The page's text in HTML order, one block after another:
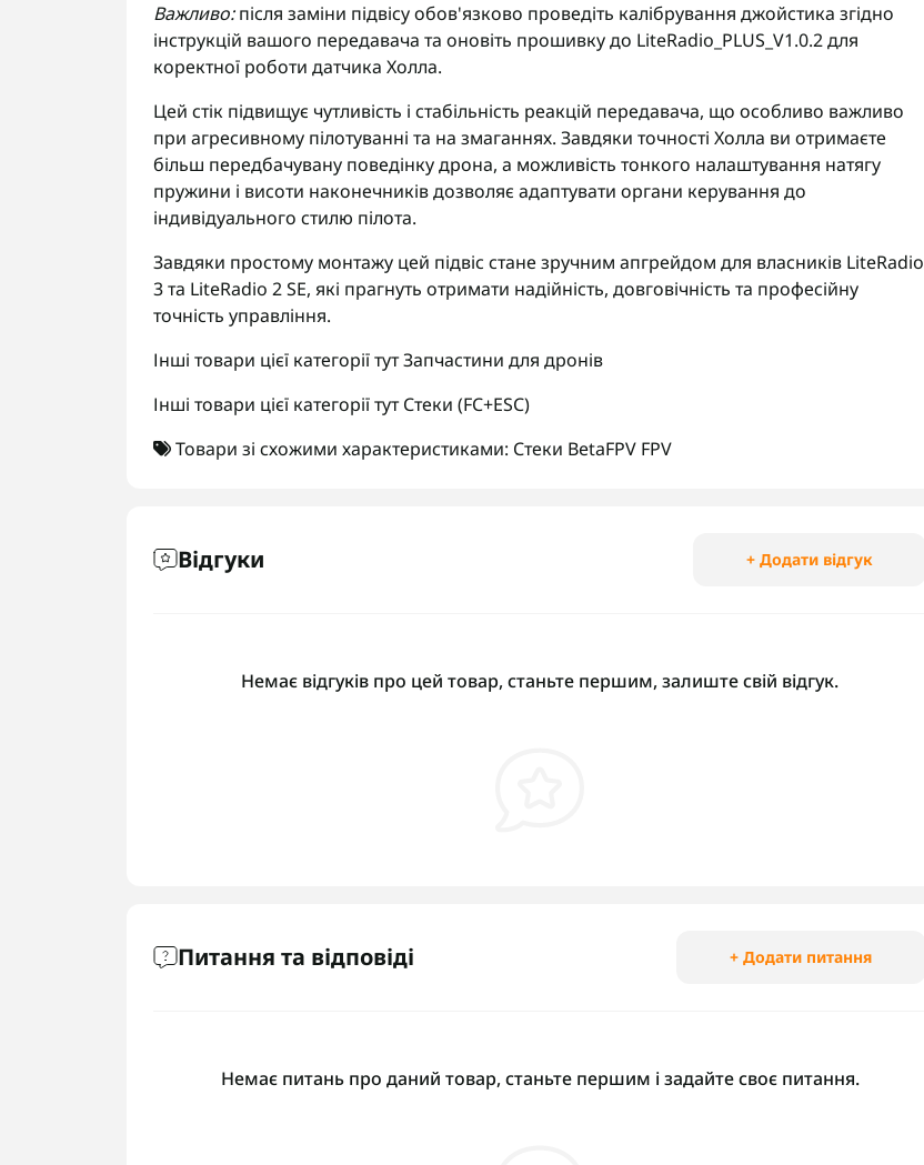
Важливо:після заміни підвісу обов'язково проведіть калібрування джойстика згідно
інструкцій вашого передавача та оновіть прошивку до LiteRadio_PLUS_V1.0.2 для
коректної роботи датчика Холла.
Цей стік підвищує чутливість і стабільність реакцій передавача, що особливо важливо
при агресивному пілотуванні та на змаганнях. Завдяки точності Холла ви отримаєте
більш передбачувану поведінку дрона, а можливість тонкого налаштування натягу
пружини і висоти наконечників дозволяє адаптувати органи керування до
індивідуального стилю пілота.
Завдяки простому монтажу цей підвіс стане зручним апгрейдом для власників LiteRadio
3 та LiteRadio 2 SE, які прагнуть отримати надійність, довговічність та професійну
точність управління.
Інші товари цієї категорії тутЗапчастини для дронів
Інші товари цієї категорії тутСтеки (FC+ESC)
Товари зі схожими характеристиками: Стеки BetaFPV FPV
Відгуки + Додати відгук
Немає відгуків про цей товар, станьте першим, залиште свій відгук.
Питання та відповіді + Додати питання
Немає питань про даний товар, станьте першим і задайте своє питання.